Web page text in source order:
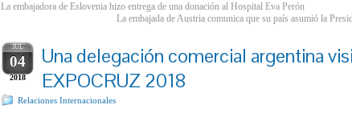
La embajadora de Eslovenia hizo entrega de una donación al Hospital Eva Perón
La embajada de Austria comunica que su país asumió la
JUL
04
2018
Una delegación comercial argentina
EXPOCRUZ 2018
Relaciones Internacionales